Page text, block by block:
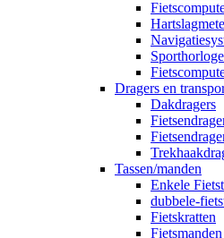
Dragers en
Dakdragers
Tassen/manden
Enkele
dubbele-
Fietskratten